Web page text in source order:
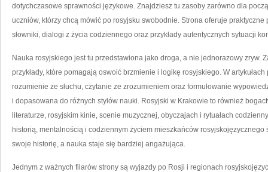
dotychczasowe sprawności językowe. Znajdziesz tu zasoby zarówno dla
uczniów, którzy chcą mówić po rosyjsku swobodnie. Strona oferuje
słowniki, dialogi z życia codziennego oraz przykłady autentycznych sytuacji
Nauka rosyjskiego jest tu przedstawiona jako droga, a nie jednorazowy zryw.
przykłady, które pomagają oswoić brzmienie i logikę rosyjskiego. W
rozumienie ze słuchu, czytanie ze zrozumieniem oraz formułowanie
i dopasowana do różnych stylów nauki. Rosyjski w Krakowie to również
literaturze, rosyjskim kinie, scenie muzycznej, obyczajach i rytuałach
historią, mentalnością i codziennym życiem mieszkańców rosyjskojęzycznego
swoje historię, a nauka staje się bardziej angażująca.
Jednym z ważnych filarów strony są wyjazdy po Rosji i regionach